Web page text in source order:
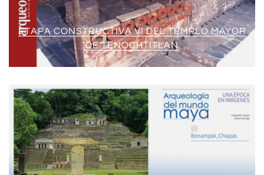
ETAPA CONSTRUCTIVA VI DEL TEMPLO MAYOR
DE TENOCHTITLAN